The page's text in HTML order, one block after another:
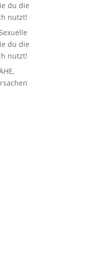
du die
nutzt!
du die
nutzt!